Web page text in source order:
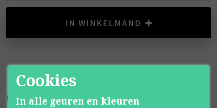
IN WINKELMAND
Kortingen tot wel 70% Al 12 jaar
Cookies
In alle geuren en kleuren